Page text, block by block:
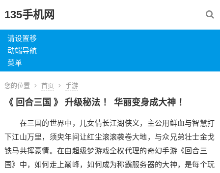
135手机网
请设置移
动端导航
菜单
您的位置 首页 手游
《 回合三国 》 升级秘法 ！ 华丽变身成大神 ！
在三国的世界中，儿女情长江湖侠义，主公用鲜血与智慧打
下江山万里，须臾年间让红尘滚滚袭卷大地，与众兄弟壮士金戈
铁马共挥豪情。在由超级梦游戏全权代理的奇幻手游《回合三
国》中，如何走上巅峰，如何成为称霸服务器的大神，是每个玩